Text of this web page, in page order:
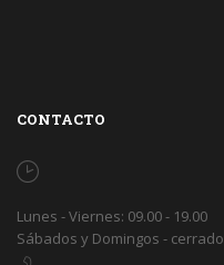
CONTACTO
Lunes - Viernes: 09.00 - 19.00
Sábados y Domingos - cerrado